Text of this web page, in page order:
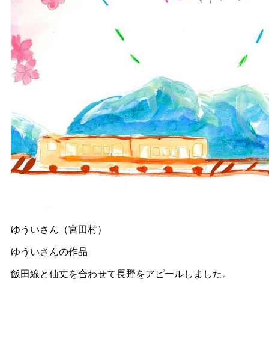
ゆういさん（宮田村）
ゆういさんの作品
飯田線と仙丈を合わせて長野をアピールしました。